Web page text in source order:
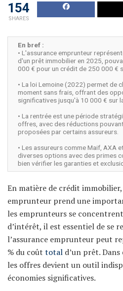
154
SHARES
En bref :
• L'assurance emprunteur
d'un prêt immobilier en 2025,
000 € pour un crédit de 250 000 €
• La loi Lemoine (2022) permet de
moment sans frais, offrant des
significatives jusqu'à 10 000 € sur
• La rentrée est une période
offres, avec des réductions
proposées par certains assureurs.
• Les assureurs comme Maif, AXA
diverses options avec des primes
bien vérifier les garanties et
En matière de crédit immobilier,
emprunteur prend une
les emprunteurs se
d’intérêt, il est essentiel de se
l’assurance emprunteur peut
% du coût total d’un prêt.
les offres devient un outil
économies significatives.